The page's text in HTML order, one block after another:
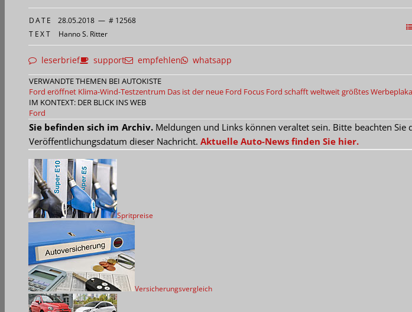
DATE 28.05.2018 — # 12568
TEXT Hanno S. Ritter
leserbrief support empfehlen whatsapp
VERWANDTE THEMEN BEI AUTOKISTE
Ford eröffnet Klima-Wind-Testzentrum Das ist der neue Ford Focus Ford schafft weltweit größtes
IM KONTEXT: DER BLICK INS WEB
Ford
Sie befinden sich im Archiv.Meldungen und Links können veraltet sein. Bitte beachten Sie
Veröffentlichungsdatum dieser Nachricht. Aktuelle Auto-News finden Sie hier.
Spritpreise
Versicherungsvergleich